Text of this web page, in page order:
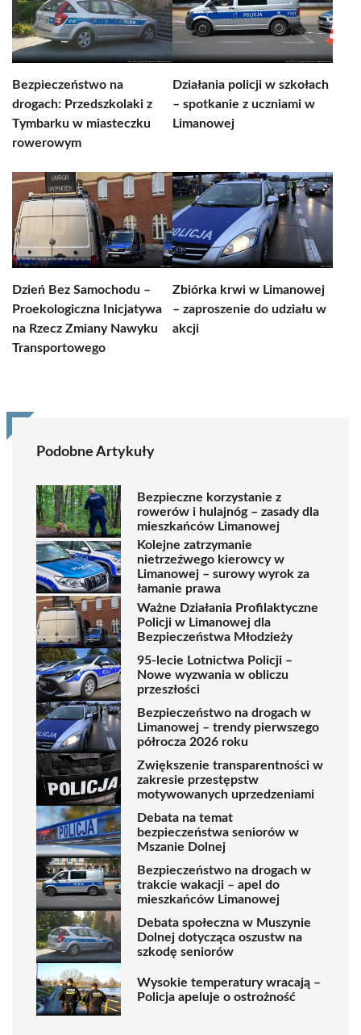
Bezpieczeństwo na
drogach: Przedszkolaki z
Tymbarku w miasteczku
rowerowym
Działania policji w szkołach
– spotkanie z uczniami w
Limanowej
Dzień Bez Samochodu –
Proekologiczna Inicjatywa
na Rzecz Zmiany Nawyku
Transportowego
Zbiórka krwi w Limanowej
– zaproszenie do udziału w
akcji
Podobne Artykuły
Bezpieczne korzystanie z
rowerów i hulajnóg – zasady dla
mieszkańców Limanowej
Kolejne zatrzymanie
nietrzeźwego kierowcy w
Limanowej – surowy wyrok za
łamanie prawa
Ważne Działania Profilaktyczne
Policji w Limanowej dla
Bezpieczeństwa Młodzieży
95-lecie Lotnictwa Policji –
Nowe wyzwania w obliczu
przeszłości
Bezpieczeństwo na drogach w
Limanowej – trendy pierwszego
półrocza 2026 roku
Zwiększenie transparentności w
zakresie przestępstw
motywowanych uprzedzeniami
Debata na temat
bezpieczeństwa seniorów w
Mszanie Dolnej
Bezpieczeństwo na drogach w
trakcie wakacji – apel do
mieszkańców Limanowej
Debata społeczna w Muszynie
Dolnej dotycząca oszustw na
szkodę seniorów
Wysokie temperatury wracają –
Policja apeluje o ostrożność